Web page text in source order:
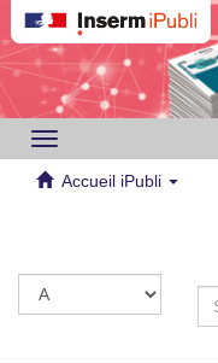
Toggle
navigation
Accueil iPubli